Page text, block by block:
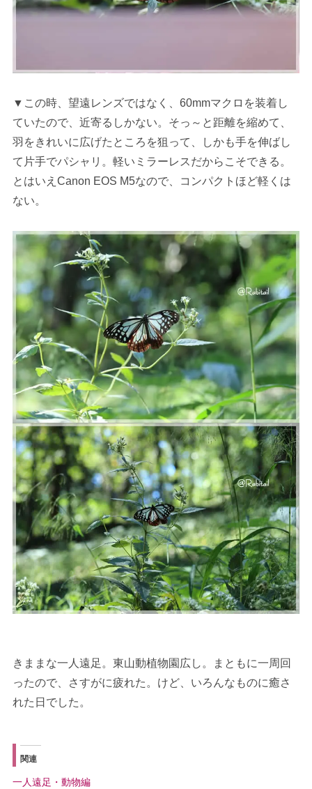
▼この時、望遠レンズではなく、60mmマクロを装着し
ていたので、近寄るしかない。そっ～と距離を縮めて、
羽をきれいに広げたところを狙って、しかも手を伸ばし
て片手でパシャリ。軽いミラーレスだからこそできる。
とはいえCanon EOS M5なので、コンパクトほど軽くは
ない。
きままな一人遠足。東山動植物園広し。まともに一周回
ったので、さすがに疲れた。けど、いろんなものに癒さ
れた日でした。
関連
一人遠足・動物編